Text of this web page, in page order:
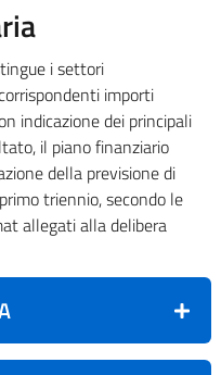
i settori
importi
indicazione dei principali
il piano finanziario
della previsione di
triennio, secondo le
allegati alla delibera